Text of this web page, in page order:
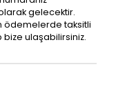
gelecektir.
ödemelerde taksitli
bize ulaşabilirsiniz.